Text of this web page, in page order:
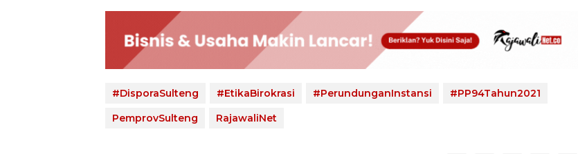
#DisporaSulteng #EtikaBirokrasi #PerundunganInstansi
#PP94Tahun2021
PemprovSulteng
RajawaliNet